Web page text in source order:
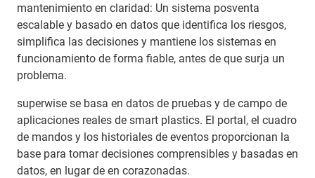
mantenimiento en claridad: Un sistema posventa
escalable y basado en datos que identifica los riesgos,
simplifica las decisiones y mantiene los sistemas en
funcionamiento de forma fiable, antes de que surja un
problema.
superwise se basa en datos de pruebas y de campo de
aplicaciones reales de smart plastics. El portal, el cuadro
de mandos y los historiales de eventos proporcionan la
base para tomar decisiones comprensibles y basadas en
datos, en lugar de en corazonadas.